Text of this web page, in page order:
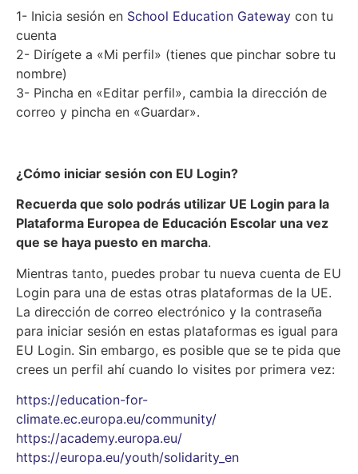
1- Inicia sesión en School Education Gateway con tu
cuenta
2- Dirígete a «Mi perfil» (tienes que pinchar sobre tu
nombre)
3- Pincha en «Editar perfil», cambia la dirección de
correo y pincha en «Guardar».
¿Cómo iniciar sesión con EU Login?
Recuerda que solo podrás utilizar UE Login para la
Plataforma Europea de Educación Escolar una vez
que se haya puesto en marcha.
Mientras tanto, puedes probar tu nueva cuenta de EU
Login para una de estas otras plataformas de la UE.
La dirección de correo electrónico y la contraseña
para iniciar sesión en estas plataformas es igual para
EU Login. Sin embargo, es posible que se te pida que
crees un perfil ahí cuando lo visites por primera vez:
https://education-for-
climate.ec.europa.eu/community/
https://academy.europa.eu/
https://europa.eu/youth/solidarity_en